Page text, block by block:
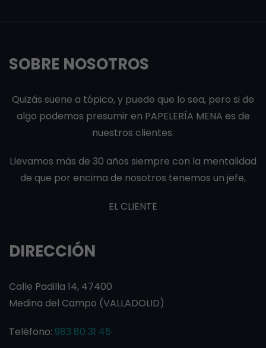
SOBRE NOSOTROS
Quizás suene a tópico, y puede que lo sea, pero si de
algo podemos presumir en PAPELERÍA MENA es de
nuestros clientes.
Llevamos más de 30 años siempre con la mentalidad
de que por encima de nosotros tenemos un jefe,
EL CLIENTE
DIRECCIÓN
Calle Padilla 14, 47400
Medina del Campo (VALLADOLID)
Teléfono: 983 80 31 45